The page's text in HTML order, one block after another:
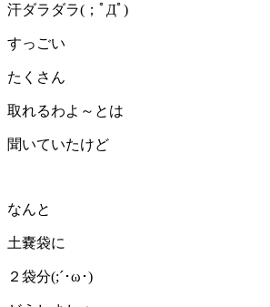
汗ダラダラ(；ﾟДﾟ)
すっごい
たくさん
取れるわよ～とは
聞いていたけど
なんと
土嚢袋に
２袋分(;´･ω･)